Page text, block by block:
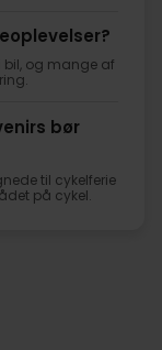
bil, og mange af
bør
til cykelferie
på cykel.